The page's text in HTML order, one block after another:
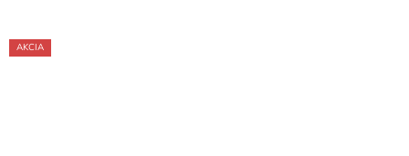
AKCIA